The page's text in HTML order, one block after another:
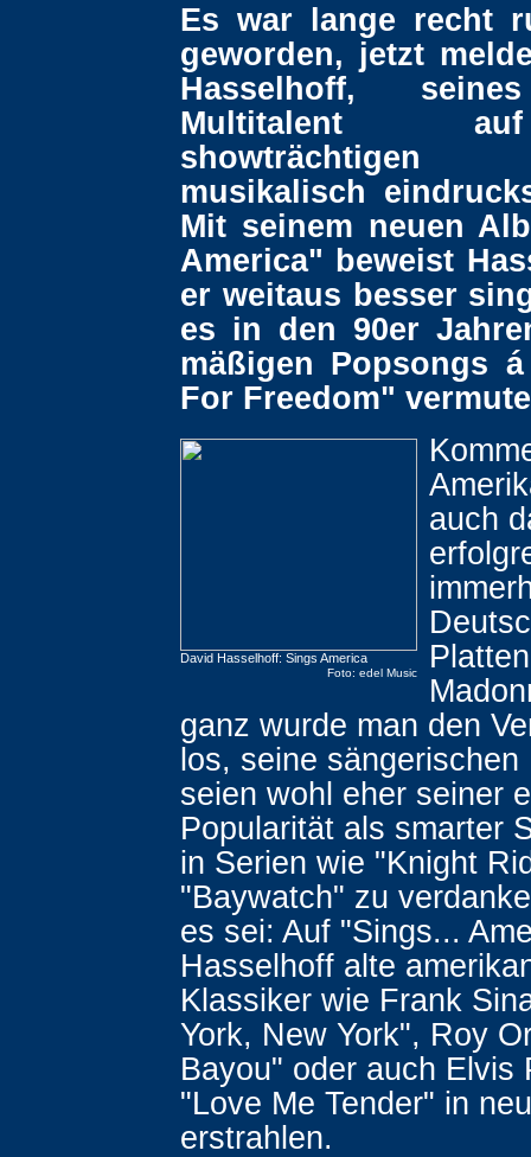
Es war lange recht
geworden, jetzt
Hasselhoff,
Multitalent
musikalisch
Mit seinem neuen
America" beweist
er weitaus besser
es in den 90er
mäßigen Popsongs
For Freedom"
David Hasselhoff: Sings America
Foto: edel Music
auch
ganz wurde man den
los, seine sängerischen
seien wohl eher seiner
Popularität als smarter
in Serien wie "Knight
"Baywatch" zu
es sei: Auf "Sings...
Hasselhoff alte
Klassiker wie Frank
York, New York", Roy
Bayou" oder auch Elvis
"Love Me Tender" in
erstrahlen.